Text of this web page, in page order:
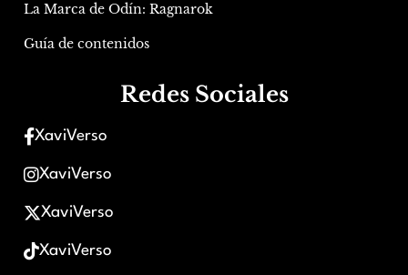
La Marca de Odín: Ragnarok
Guía de contenidos
Redes Sociales
XaviVerso
XaviVerso
XaviVerso
XaviVerso